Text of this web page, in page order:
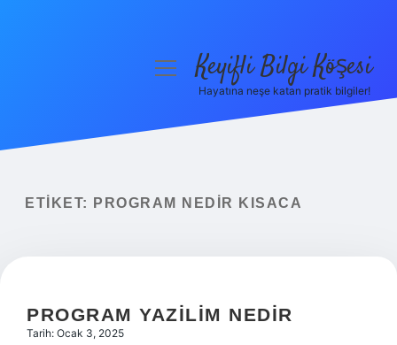
Yasal Uyarı
menüyüKeyifli Bilgi Köşesi
Hayatına neşe katan pratik bilgiler!
ETIKET: PROGRAM NEDIR KISACA
PROGRAM YAZILIM NEDIR
Tarih: Ocak 3, 2025